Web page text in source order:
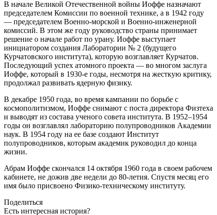
В начале Великой Отечественной войны Иоффе назначают
председателем Комиссии по военной технике, а в 1942 году
— председателем Военно-морской и Военно-инженерной
комиссий. В этом же году руководство страны принимает
решение о начале работ по урану. Иоффе выступает
инициатором создания Лаборатории № 2 (будущего
Курчатовского института), которую возглавляет Курчатов.
Последующий успех атомного проекта — во многом заслуга
Иоффе, который в 1930-е годы, несмотря на жесткую критику,
продолжал развивать ядерную физику.
В декабре 1950 года, во время кампании по борьбе с
космополитизмом, Иоффе снимают с поста директора Физтеха
и выводят из состава ученого совета института. В 1952–1954
годы он возглавлял лабораторию полупроводников Академии
наук. В 1954 году на ее базе создают Институт
полупроводников, которым академик руководил до конца
жизни.
Абрам Иоффе скончался 14 октября 1960 года в своем рабочем
кабинете, не дожив две недели до 80-летия. Спустя месяц его
имя было присвоено Физико-техническому институту.
Поделиться
Есть интересная история?